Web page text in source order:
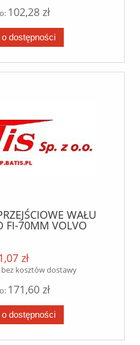
102,28 zł
dostępności
WAŁU
FI-70MM VOLVO
zł
bez kosztów dostawy
171,60 zł
dostępności